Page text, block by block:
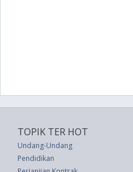
TOPIK TER HOT
Undang-Undang
Pendidikan